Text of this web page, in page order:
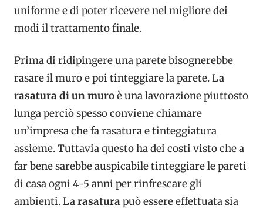
uniforme e di poter ricevere nel migliore dei
modi il trattamento finale.
Prima di ridipingere una parete bisognerebbe
rasare il muro e poi tinteggiare la parete. La
rasatura di un muroè una lavorazione piuttosto
lunga perciò spesso conviene chiamare
un’impresa che fa rasatura e tinteggiatura
assieme. Tuttavia questo ha dei costi visto che a
far bene sarebbe auspicabile tinteggiare le pareti
di casa ogni 4-5 anni per rinfrescare gli
ambienti. Larasaturapuò essere effettuata sia